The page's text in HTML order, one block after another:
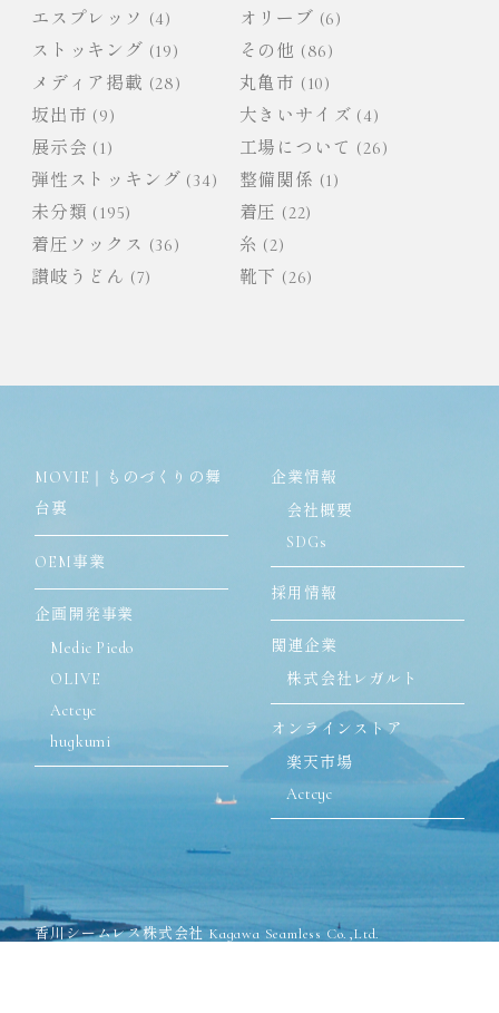
エスプレッソ (4) オリーブ (6)
ストッキング (19) その他 (86)
メディア掲載 (28) 丸亀市 (10)
坂出市 (9) 大きいサイズ (4)
展示会 (1) 工場について (26)
弾性ストッキング (34) 整備関係 (1)
未分類 (195) 着圧 (22)
着圧ソックス (36) 糸 (2)
讃岐うどん (7) 靴下 (26)
香川シームレス株式会社 Kagawa Seamless Co.,Ltd.
MOVIE｜ものづくりの舞
台裏
OEM事業
企画開発事業
Medic Piedo
OLIVE
Actcyc
hugkumi
企業情報
会社概要
SDGs
採用情報
関連企業
株式会社レガルト
オンラインストア
楽天市場
Actcyc